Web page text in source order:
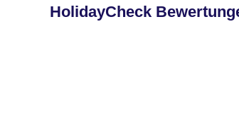
HolidayCheck